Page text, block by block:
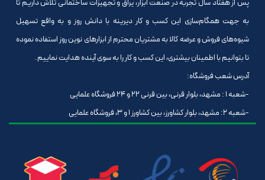
پس از هفتاد سال تجربه در صنعت ابزار، یراق و تجهیزات ساختمانی تلاش داریم تا
به جهت همگام‌سازی این کسب و کار دیرینه با دانش روز و به واقع تسهیل
شیوه‌های فروش و عرضه کالا به مشتریان محترم از ابزارهای نوین روز استفاده نموده
تا بتوانیم با اطمینان بیشتری، این کسب و کار را به سوی آینده هدایت نماییم.
آدرس شعب فروشگاه:
-شعبه 1 : مشهد، بلوار قرنی، بین قرنی 22 و 24 فروشگاه علمایی
-شعبه 2: مشهد، بلوار کشاورز، بین کشاورز 1 و 3، فروشگاه علمایی